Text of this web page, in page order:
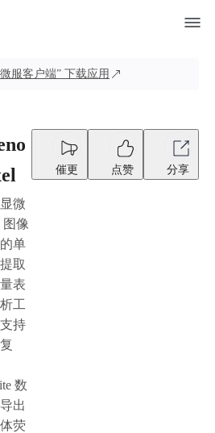
服客户端” 下载应用
微
图像
单
取
表
工
持
数
出
荧
催更 点赞 分享